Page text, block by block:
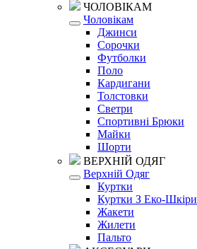
ЧОЛОВІКАМ
Чоловікам
Джинси
Сорочки
Футболки
Поло
Кардигани
Толстовки
Светри
Спортивні Брюки
Майки
Шорти
ВЕРХНІЙ ОДЯГ
Верхній Одяг
Куртки
Куртки З Еко-Шкіри
Жакети
Жилети
Пальто